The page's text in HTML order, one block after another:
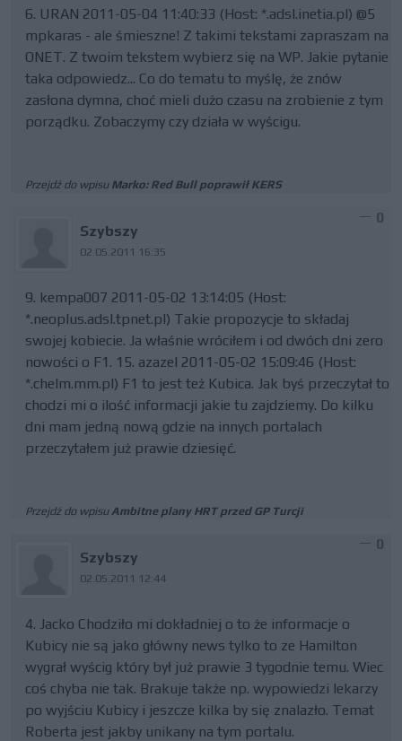
6. URAN 2011-05-04 11:40:33 (Host: *.adsl.inetia.pl) @5
mpkaras - ale śmieszne! Z takimi tekstami zapraszam na
ONET. Z twoim tekstem wybierz się na WP. Jakie pytanie
taka odpowiedz... Co do tematu to myślę, że znów
zasłona dymna, choć mieli dużo czasu na zrobienie z tym
porządku. Zobaczymy czy działa w wyścigu.
Przejdź do wpisu Marko: Red Bull poprawił KERS
Szybszy
02.05.2011 16:35
0
9. kempa007 2011-05-02 13:14:05 (Host:
*.neoplus.adsl.tpnet.pl) Takie propozycje to składaj
swojej kobiecie. Ja właśnie wróciłem i od dwóch dni zero
nowości o F1. 15. azazel 2011-05-02 15:09:46 (Host:
*.chelm.mm.pl) F1 to jest też Kubica. Jak byś przeczytał to
chodzi mi o ilość informacji jakie tu zajdziemy. Do kilku
dni mam jedną nową gdzie na innych portalach
przeczytałem już prawie dziesięć.
Przejdź do wpisuAmbitne plany HRT przed GP Turcji
Szybszy
02.05.2011 12:44
0
4. Jacko Chodziło mi dokładniej o to że informacje o
Kubicy nie są jako główny news tylko to ze Hamilton
wygrał wyścig który był już prawie 3 tygodnie temu. Wiec
coś chyba nie tak. Brakuje także np. wypowiedzi lekarzy
po wyjściu Kubicy i jeszcze kilka by się znalazło. Temat
Roberta jest jakby unikany na tym portalu.